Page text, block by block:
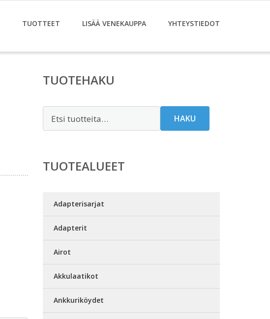
TUOTTEET LISÄÄ VENEKAUPPA YHTEYSTIEDOT
TUOTEHAKU
HAKU
TUOTEALUEET
Adapterisarjat
Adapterit
Airot
Akkulaatikot
Ankkuriköydet